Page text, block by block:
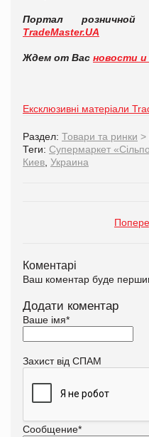
Портал
TradeMaster.UA
Ждем от Вас новости
Ексклюзивні матеріали
Раздел: Товари та ринки >
Теги: Супермаркет
Киев Украина
Коментарі
Ваш коментар буде
Додати коментар
Ваше імя*
Захист від СПАМ
Сообщение*